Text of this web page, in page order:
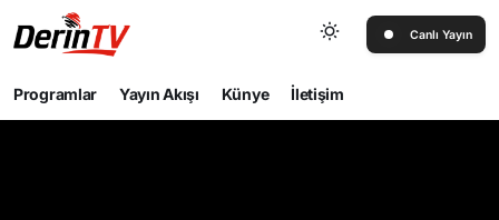
Canlı Yayın
Programlar Yayın Akışı Künye İletişim